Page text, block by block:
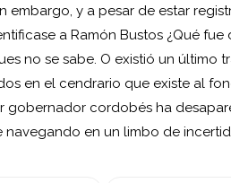
embargo, y a pesar de estar
a Ramón Bustos ¿Qué
no se sabe. O existió un
en el cendrario que existe al
gobernador cordobés ha
en un limbo de